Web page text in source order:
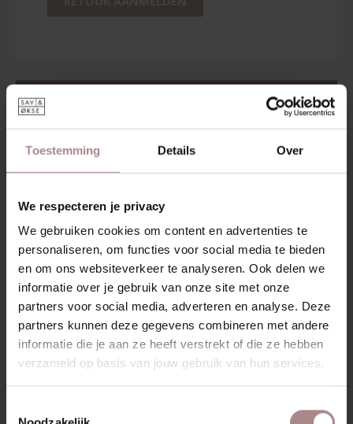
Toestemming Details Over
We respecteren je privacy
We gebruiken cookies om content en advertenties te
personaliseren, om functies voor social media te bieden
en om ons websiteverkeer te analyseren. Ook delen we
informatie over je gebruik van onze site met onze
partners voor social media, adverteren en analyse. Deze
partners kunnen deze gegevens combineren met andere
informatie die je aan ze heeft verstrekt of die ze hebben
verzameld op basis van jouw gebruik van hun services.
Voorwaarden voor
retourneren
Retour aanmelden binnen 14 dagen na
aflevering.
product terug te sturen.
Artikel moet ongebruikt, onbeschadigd
en indien mogelijk in de originele verpakking
zijn.
Niet retourneerbaar: maatwerk, outlet
en in de winkel gekochte producten.
Speciaal bestelde of gemaakte
Als een product beschadigd of